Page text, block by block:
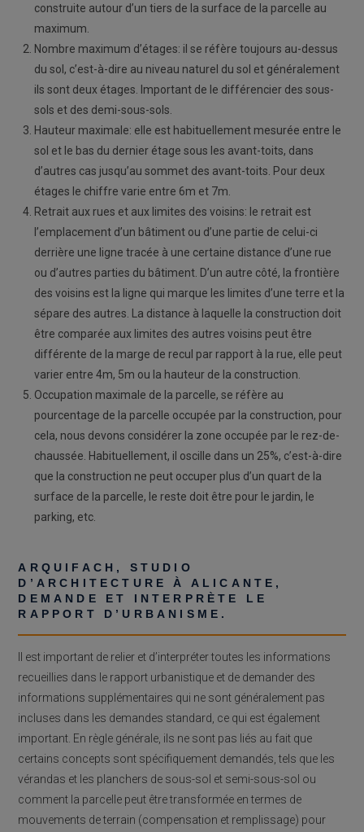
construite autour d’un tiers de la surface de la parcelle au
maximum.
Nombre maximum d’étages: il se réfère toujours au-dessus
du sol, c’est-à-dire au niveau naturel du sol et généralement
ils sont deux étages. Important de le différencier des sous-
sols et des demi-sous-sols.
Hauteur maximale: elle est habituellement mesurée entre le
sol et le bas du dernier étage sous les avant-toits, dans
d’autres cas jusqu’au sommet des avant-toits. Pour deux
étages le chiffre varie entre 6m et 7m.
Retrait aux rues et aux limites des voisins: le retrait est
l’emplacement d’un bâtiment ou d’une partie de celui-ci
derrière une ligne tracée à une certaine distance d’une rue
ou d’autres parties du bâtiment. D’un autre côté, la frontière
des voisins est la ligne qui marque les limites d’une terre et la
sépare des autres. La distance à laquelle la construction doit
être comparée aux limites des autres voisins peut être
différente de la marge de recul par rapport à la rue, elle peut
varier entre 4m, 5m ou la hauteur de la construction.
Occupation maximale de la parcelle, se réfère au
pourcentage de la parcelle occupée par la construction, pour
cela, nous devons considérer la zone occupée par le rez-de-
chaussée. Habituellement, il oscille dans un 25%, c’est-à-dire
que la construction ne peut occuper plus d’un quart de la
surface de la parcelle, le reste doit être pour le jardin, le
parking, etc.
ARQUIFACH, STUDIO
D’ARCHITECTURE À ALICANTE,
DEMANDE ET INTERPRÈTE LE
RAPPORT D’URBANISME.
Il est important de relier et d’interpréter toutes les informations
recueillies dans le rapport urbanistique et de demander des
informations supplémentaires qui ne sont généralement pas
incluses dans les demandes standard, ce qui est également
important. En règle générale, ils ne sont pas liés au fait que
certains concepts sont spécifiquement demandés, tels que les
vérandas et les planchers de sous-sol et semi-sous-sol ou
comment la parcelle peut être transformée en termes de
mouvements de terrain (compensation et remplissage) pour